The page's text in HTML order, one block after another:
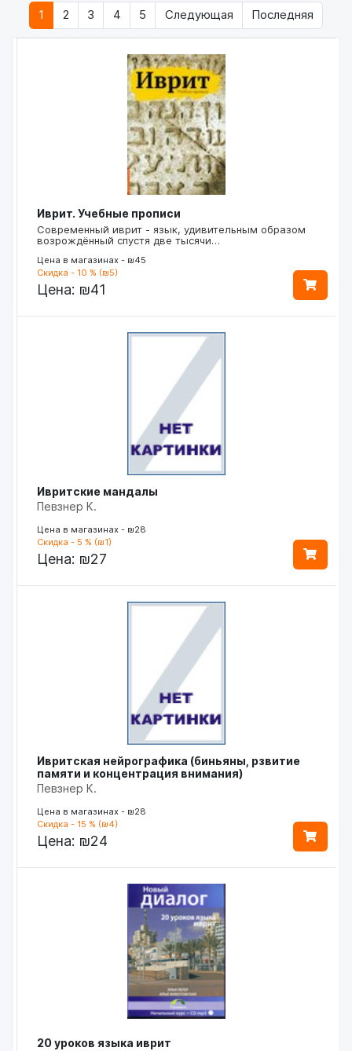
1 2 3 4 5 Следующая Последняя
Иврит. Учебные прописи
Современный иврит - язык, удивительным образом
возрождённый спустя две тысячи…
Цена в магазинах - ₪45
Скидка - 10 % (₪5)
Цена: ₪41
Ивритские мандалы
Певзнер К.
Цена в магазинах - ₪28
Скидка - 5 % (₪1)
Цена: ₪27
Ивритская нейрографика (биньяны, рзвитие
памяти и концентрация внимания)
Певзнер К.
Цена в магазинах - ₪28
Скидка - 15 % (₪4)
Цена: ₪24
20 уроков языка иврит